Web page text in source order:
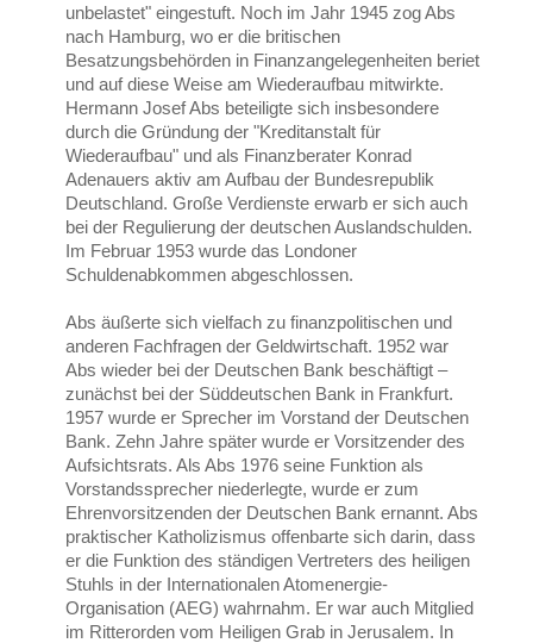
unbelastet" eingestuft. Noch im Jahr 1945 zog Abs
nach Hamburg, wo er die britischen
Besatzungsbehörden in Finanzangelegenheiten beriet
und auf diese Weise am Wiederaufbau mitwirkte.
Hermann Josef Abs beteiligte sich insbesondere
durch die Gründung der "Kreditanstalt für
Wiederaufbau" und als Finanzberater Konrad
Adenauers aktiv am Aufbau der Bundesrepublik
Deutschland. Große Verdienste erwarb er sich auch
bei der Regulierung der deutschen Auslandschulden.
Im Februar 1953 wurde das Londoner
Schuldenabkommen abgeschlossen.
Abs äußerte sich vielfach zu finanzpolitischen und
anderen Fachfragen der Geldwirtschaft. 1952 war
Abs wieder bei der Deutschen Bank beschäftigt –
zunächst bei der Süddeutschen Bank in Frankfurt.
1957 wurde er Sprecher im Vorstand der Deutschen
Bank. Zehn Jahre später wurde er Vorsitzender des
Aufsichtsrats. Als Abs 1976 seine Funktion als
Vorstandssprecher niederlegte, wurde er zum
Ehrenvorsitzenden der Deutschen Bank ernannt. Abs
praktischer Katholizismus offenbarte sich darin, dass
er die Funktion des ständigen Vertreters des heiligen
Stuhls in der Internationalen Atomenergie-
Organisation (AEG) wahrnahm. Er war auch Mitglied
im Ritterorden vom Heiligen Grab in Jerusalem. In